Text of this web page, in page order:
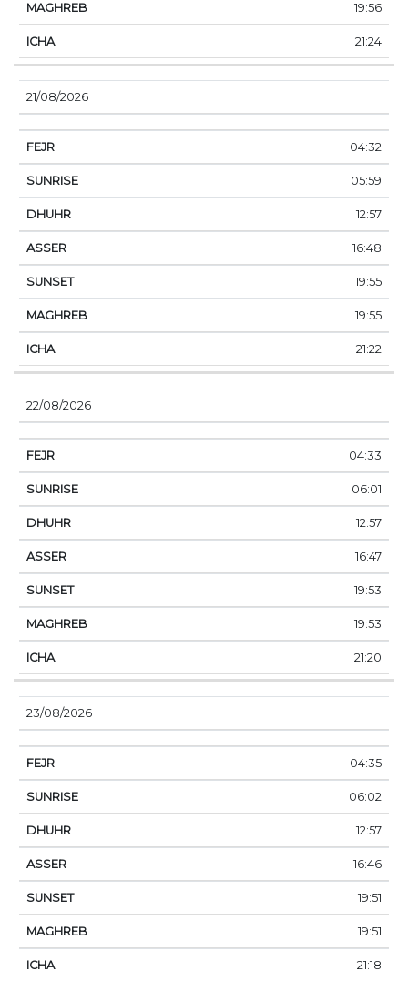
19:56
21:24
21/08/2026
04:32
05:59
12:57
16:48
19:55
19:55
21:22
22/08/2026
04:33
06:01
12:57
16:47
19:53
19:53
21:20
23/08/2026
04:35
06:02
12:57
16:46
19:51
19:51
21:18